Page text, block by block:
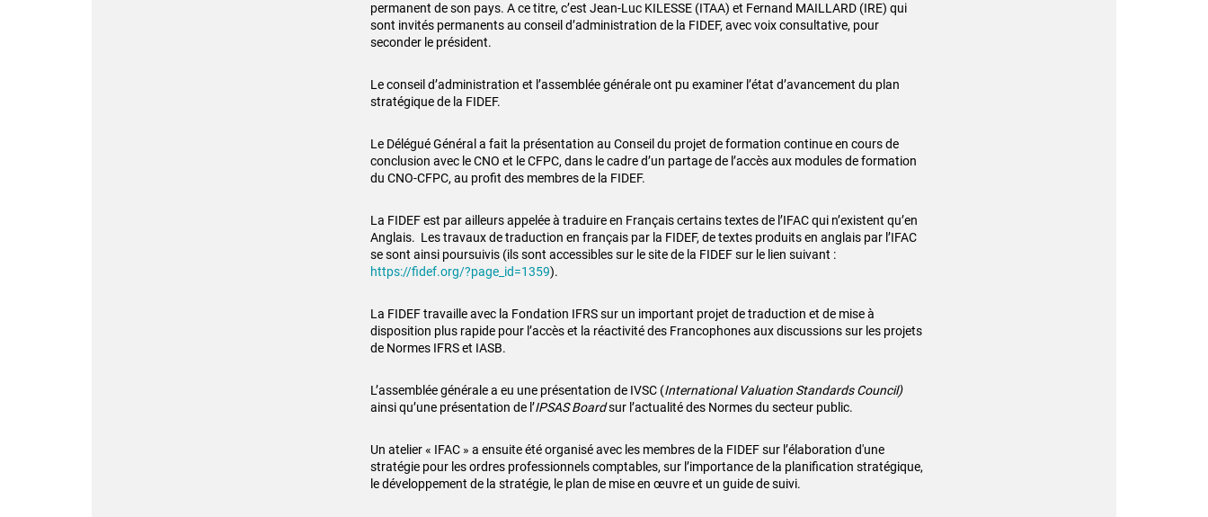
permanent de son pays. A ce titre, c’est Jean-Luc KILESSE (ITAA) et Fernand MAILLARD (IRE) qui
sont invités permanents au conseil d’administration de la FIDEF, avec voix consultative, pour
seconder le président.
Le conseil d’administration et l’assemblée générale ont pu examiner l’état d’avancement du plan
stratégique de la FIDEF.
Le Délégué Général a fait la présentation au Conseil du projet de formation continue en cours de
conclusion avec le CNO et le CFPC, dans le cadre d’un partage de l’accès aux modules de formation
du CNO-CFPC, au profit des membres de la FIDEF.
La FIDEF est par ailleurs appelée à traduire en Français certains textes de l’IFAC qui n’existent qu’en
Anglais. Les travaux de traduction en français par la FIDEF, de textes produits en anglais par l’IFAC
se sont ainsi poursuivis (ils sont accessibles sur le site de la FIDEF sur le lien suivant :
https://fidef.org/?page_id=1359).
La FIDEF travaille avec la Fondation IFRS sur un important projet de traduction et de mise à
disposition plus rapide pour l’accès et la réactivité des Francophones aux discussions sur les projets
de Normes IFRS et IASB.
L’assemblée générale a eu une présentation de IVSC (International Valuation Standards Council)
ainsi qu’une présentation de l’IPSAS Boardsur l’actualité des Normes du secteur public.
Un atelier « IFAC » a ensuite été organisé avec les membres de la FIDEF sur l’élaboration d'une
stratégie pour les ordres professionnels comptables, sur l’importance de la planification stratégique,
le développement de la stratégie, le plan de mise en œuvre et un guide de suivi.